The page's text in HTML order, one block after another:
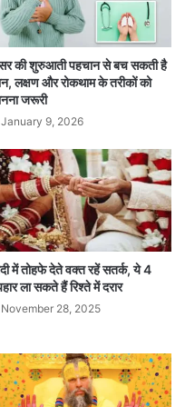
समय से दर्द बना हुआ
किया जा सकता है।
कलर थेरेपी का भी
और अधिक प्रभावी
निदान के बाद घर पर
जाता है। यह सेवा
से उपलब्ध है।
के हिसाब से
का उद्देश्य और
पर निर्भर करता है।
की शुरुआती पहचान से बच सकती है
लक्षण और रोकथाम के तरीकों को
जरूरी
January 9, 2026
में तोहफे देते वक्त रहें सतर्क, ये 4
ला सकते हैं रिश्ते में दरार
November 28, 2025